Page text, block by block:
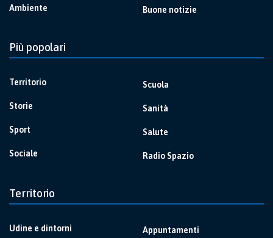
Ambiente Buone notizie
Più popolari
Territorio
Storie
Sport
Sociale
Scuola
Sanità
Salute
Radio Spazio
Territorio
Udine e dintorni Appuntamenti